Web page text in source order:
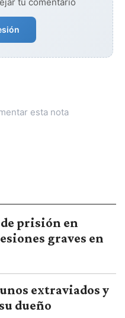
esta nota
de prisión en
graves en
extraviados y
dueño